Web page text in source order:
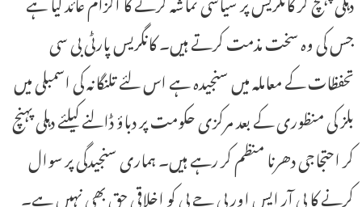
جس کی وہ سخت مذمت کرتے ہیں۔ کانگریس پارٹی بی سی
تحفظات کے معاملہ میں سنجیدہ ہے اس لئے تلنگانہ کی اسمبلی میں
بلز کی منظوری کے بعد مرکزی حکومت پر دباؤ ڈالنے کیلئے دہلی پہنچ
کر احتجاجی دھرنا منظم کر رہے ہیں۔ ہماری سنجیدگی پر سوال
کرنے کا بی آر ایس اور بی جے پی کو اخلاقی حق بھی نہیں ہے۔